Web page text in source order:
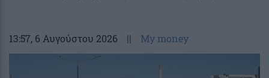
13:57, 6 Αυγούστου 2026 || My money